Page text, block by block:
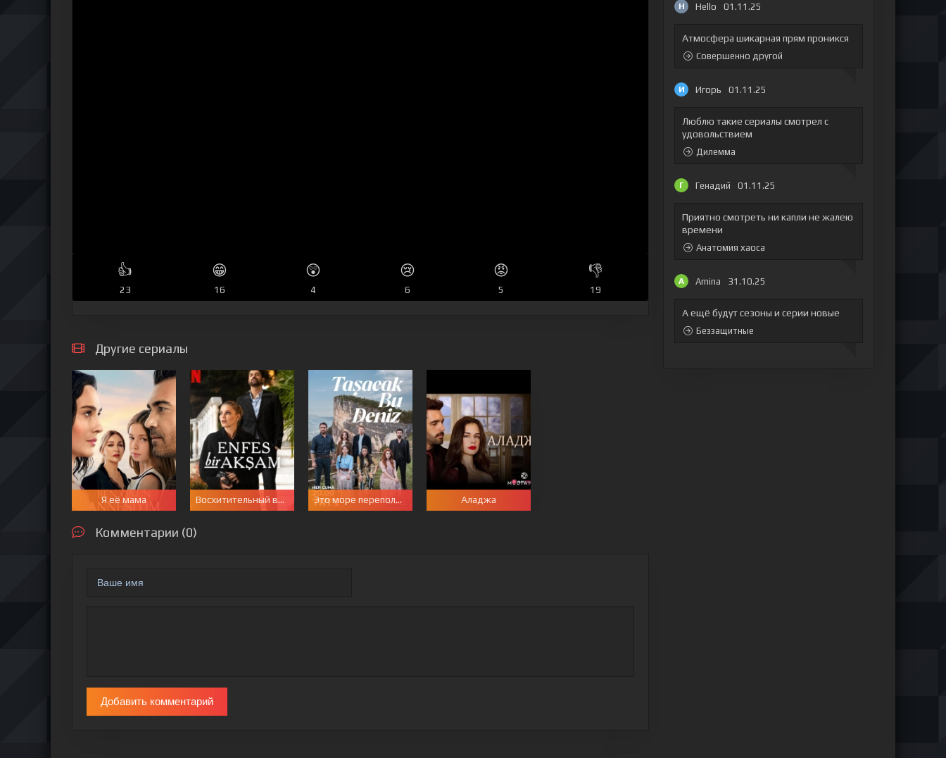
H Hello 01.11.25
Атмосфера шикарная прям проникся
Совершенно другой
И Игорь 01.11.25
Люблю такие сериалы смотрел с
удовольствием
Дилемма
Г Генадий 01.11.25
Приятно смотреть ни капли не жалею
времени
Анатомия хаоса
A Amina 31.10.25
А ещё будут сезоны и серии новые
Беззащитные
👍
23
😁
16
😲
4
😢
6
😡
5
👎
19
Другие сериалы
Я её мама Восхитительный вечер Это море переполнится Аладжа
Комментарии (0)
Добавить комментарий